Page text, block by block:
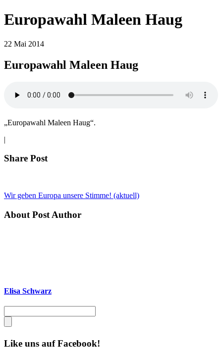
Europawahl Maleen Haug
22 Mai 2014
Europawahl Maleen Haug
„Europawahl Maleen Haug“.
|
Share Post
Wir geben Europa unsere Stimme! (aktuell)
About Post Author
Elisa Schwarz
Like uns auf Facebook!